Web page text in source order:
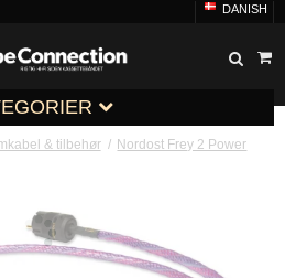
DANISH
& tilbehør / Nordost Frey 2 Power